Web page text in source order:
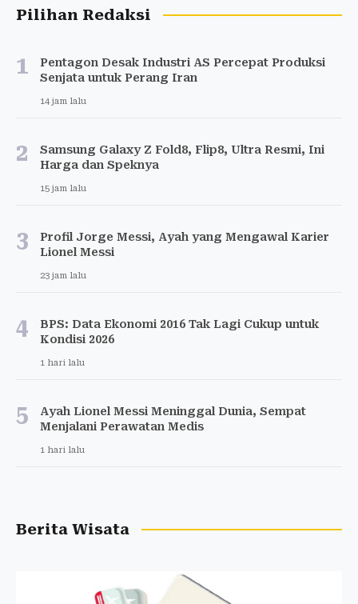
Pilihan Redaksi
1
Pentagon Desak Industri AS Percepat Produksi
Senjata untuk Perang Iran
14 jam lalu
2
Samsung Galaxy Z Fold8, Flip8, Ultra Resmi, Ini
Harga dan Speknya
15 jam lalu
3
Profil Jorge Messi, Ayah yang Mengawal Karier
Lionel Messi
23 jam lalu
4
BPS: Data Ekonomi 2016 Tak Lagi Cukup untuk
Kondisi 2026
1 hari lalu
5
Ayah Lionel Messi Meninggal Dunia, Sempat
Menjalani Perawatan Medis
1 hari lalu
Berita Wisata